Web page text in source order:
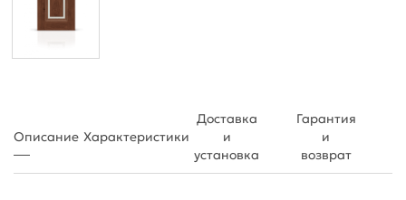
Описание Характеристики
Доставка
и
установка
Гарантия
и
возврат